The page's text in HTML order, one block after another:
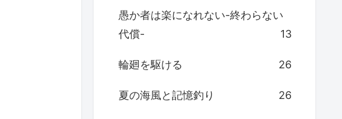
愚か者は楽になれない-終わらない
代償-
13
輪廻を駆ける 26
夏の海風と記憶釣り 26